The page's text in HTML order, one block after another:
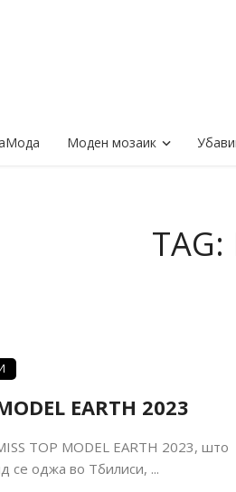
Моден мозаик
TAG:
EARTH 2023
TOP MODEL EARTH 2023, што
се оджа во Тбилиси, ...